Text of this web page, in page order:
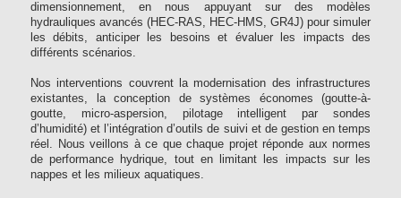
dimensionnement, en nous appuyant sur des modèles
hydrauliques avancés (HEC-RAS, HEC-HMS, GR4J) pour simuler
les débits, anticiper les besoins et évaluer les impacts des
différents scénarios.
Nos interventions couvrent la modernisation des infrastructures
existantes, la conception de systèmes économes (goutte-à-
goutte, micro-aspersion, pilotage intelligent par sondes
d’humidité) et l’intégration d’outils de suivi et de gestion en temps
réel. Nous veillons à ce que chaque projet réponde aux normes
de performance hydrique, tout en limitant les impacts sur les
nappes et les milieux aquatiques.